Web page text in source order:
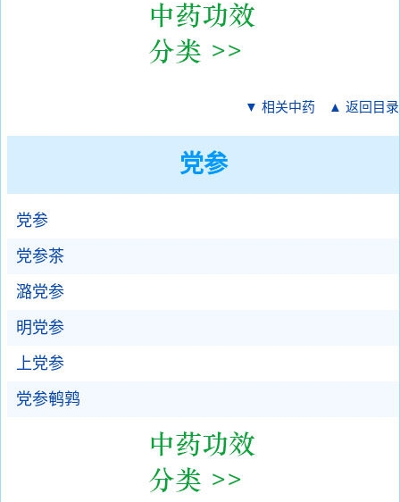
▼ 相关中药 ▲ 返回目录
党参
党参
党参茶
潞党参
明党参
上党参
党参鹌鹑